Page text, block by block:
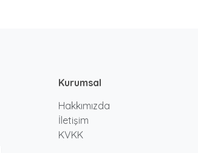
Kurumsal
Hakkımızda
İletişim
KVKK